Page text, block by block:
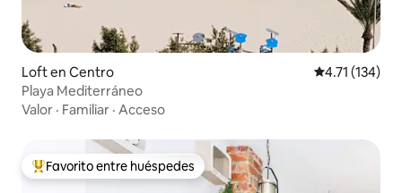
Loft en Centro Calificación
4.71 (134)
Playa Mediterráneo
Valor · Familiar · Acceso
De los mejores en Favorito entre huéspedes
Favorito entre huéspedes